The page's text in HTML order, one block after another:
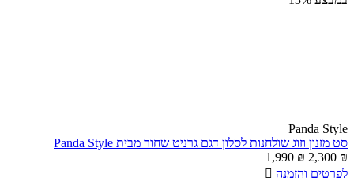
Panda Style
סט מזנון וזוג שולחנות לסלון דגם גרניט שחור מבית Panda Style
2,300 ₪
1,990 ₪
לפרטים והזמנה 